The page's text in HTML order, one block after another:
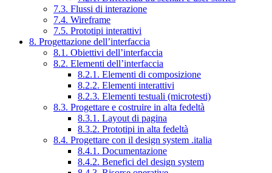
7.3. Flussi di interazione
7.4. Wireframe
7.5. Prototipi interattivi
8. Progettazione dell’interfaccia
8.1. Obiettivi dell’interfaccia
8.2. Elementi dell’interfaccia
8.2.1. Elementi di composizione
8.2.2. Elementi interattivi
8.2.3. Elementi testuali (microtesti)
8.3. Progettare e costruire in alta fedeltà
8.3.1. Layout di pagina
8.3.2. Prototipi in alta fedeltà
8.4. Progettare con il design system .italia
8.4.1. Documentazione
8.4.2. Benefici del design system